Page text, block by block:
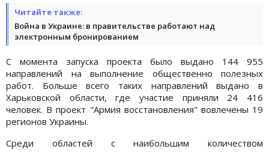
Читайте также:
Война в Украине: в правительстве работают над
электронным бронированием
С момента запуска проекта было выдано 144 955
направлений на выполнение общественно полезных
работ. Больше всего таких направлений выдано в
Харьковской области, где участие приняли 24 416
человек. В проект "Армия восстановления" вовлечены 19
регионов Украины.
Среди областей с наибольшим количеством